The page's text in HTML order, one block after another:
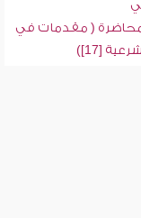
( مقدمات في
[17])